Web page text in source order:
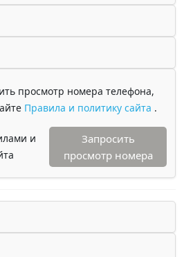
просмотр номера телефона,
Правила и политику сайта .
и
Запросить
просмотр номера